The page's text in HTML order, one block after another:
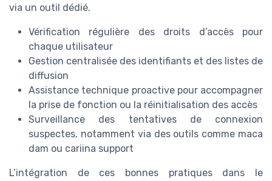
via un outil dédié.
Vérification régulière des droits d’accès pour
chaque utilisateur
Gestion centralisée des identifiants et des listes de
diffusion
Assistance technique proactive pour accompagner
la prise de fonction ou la réinitialisation des accès
Surveillance des tentatives de connexion
suspectes, notamment via des outils comme maca
dam ou cariina support
L’intégration de ces bonnes pratiques dans le